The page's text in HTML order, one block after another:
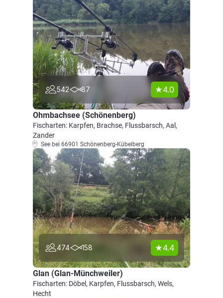
542 87 4.0
Ohmbachsee (Schönenberg)
Fischarten: Karpfen, Brachse, Flussbarsch, Aal,
Zander
See bei 66901 Schönenberg-Kübelberg
474 158 4.4
Glan (Glan-Münchweiler)
Fischarten: Döbel, Karpfen, Flussbarsch, Wels,
Hecht